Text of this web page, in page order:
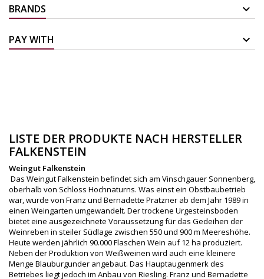
BRANDS
PAY WITH
LISTE DER PRODUKTE NACH HERSTELLER
FALKENSTEIN
Weingut Falkenstein
Das Weingut Falkenstein befindet sich am Vinschgauer Sonnenberg,
oberhalb von Schloss Hochnaturns. Was einst ein Obstbaubetrieb
war, wurde von Franz und Bernadette Pratzner ab dem Jahr 1989 in
einen Weingarten umgewandelt. Der trockene Urgesteinsboden
bietet eine ausgezeichnete Voraussetzung für das Gedeihen der
Weinreben in steiler Südlage zwischen 550 und 900 m Meereshöhe.
Heute werden jährlich 90.000 Flaschen Wein auf 12 ha produziert.
Neben der Produktion von Weißweinen wird auch eine kleinere
Menge Blauburgunder angebaut. Das Hauptaugenmerk des
Betriebes liegt jedoch im Anbau von Riesling. Franz und Bernadette